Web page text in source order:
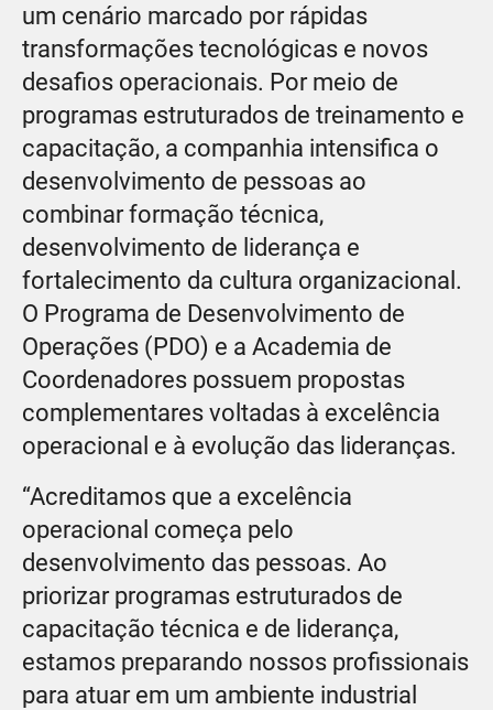
um cenário marcado por rápidas
transformações tecnológicas e novos
desafios operacionais. Por meio de
programas estruturados de treinamento e
capacitação, a companhia intensifica o
desenvolvimento de pessoas ao
combinar formação técnica,
desenvolvimento de liderança e
fortalecimento da cultura organizacional.
O Programa de Desenvolvimento de
Operações (PDO) e a Academia de
Coordenadores possuem propostas
complementares voltadas à excelência
operacional e à evolução das lideranças.
“Acreditamos que a excelência
operacional começa pelo
desenvolvimento das pessoas. Ao
priorizar programas estruturados de
capacitação técnica e de liderança,
estamos preparando nossos profissionais
para atuar em um ambiente industrial